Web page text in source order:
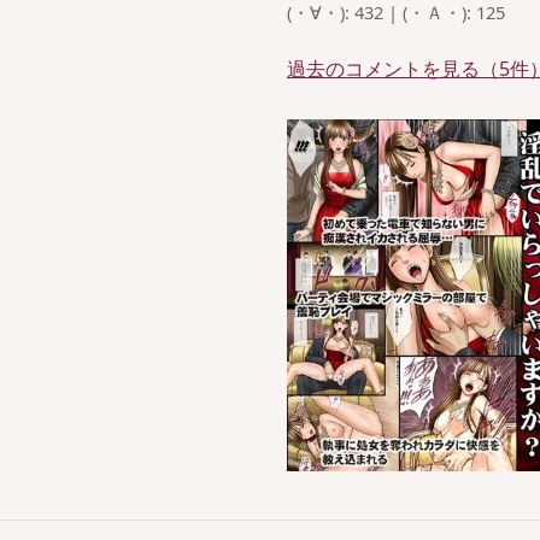
(・∀・): 432 | (・Ａ・): 125
過去のコメントを見る（5件